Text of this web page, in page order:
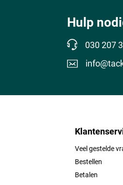
Hulp
030 207
Veel gestelde
Bestellen
Betalen